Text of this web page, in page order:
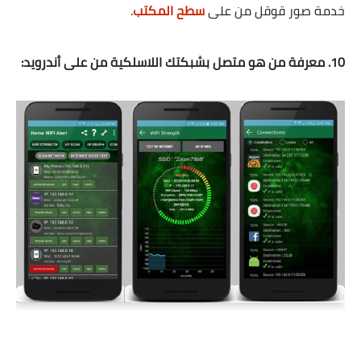
خدمة صور قوقل من علىسطح المكتب.
10. معرفة من هو متصل بشبكتك اللاسلكية من على أندرويد: